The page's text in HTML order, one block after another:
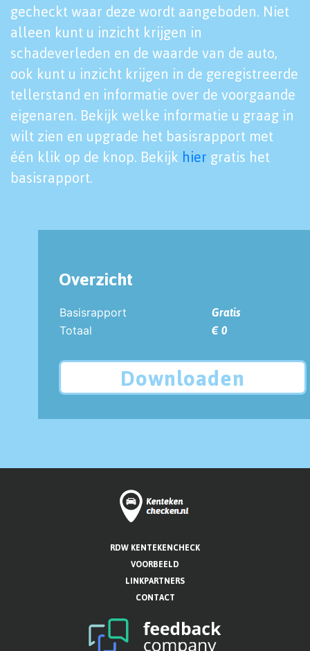
gecheckt waar deze wordt aangeboden. Niet
alleen kunt u inzicht krijgen in
schadeverleden en de waarde van de auto,
ook kunt u inzicht krijgen in de geregistreerde
tellerstand en informatie over de voorgaande
eigenaren. Bekijk welke informatie u graag in
wilt zien en upgrade het basisrapport met
één klik op de knop. Bekijk hier gratis het
basisrapport.
Overzicht
Basisrapport
Gratis
Totaal
€ 0
Downloaden
RDW KENTEKENCHECK
VOORBEELD
LINKPARTNERS
CONTACT